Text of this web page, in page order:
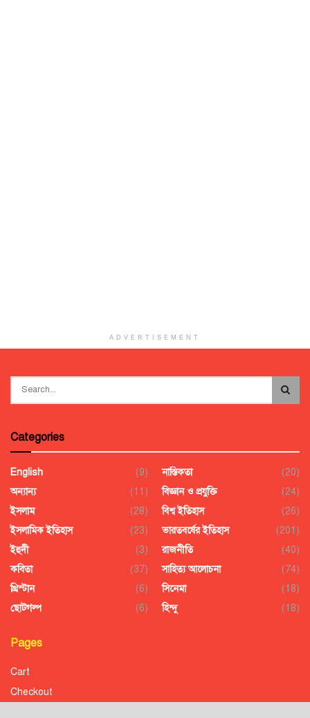
ADVERTISEMENT
Categories
English
(9)
অন্যান্য
(11)
ইসলাম
(28)
ইসলামিক ইতিহাস
(23)
ইহুদী
(3)
কবিতা
(37)
খ্রিস্টান
(6)
ছোটগল্প
(6)
নাস্তিকতা
(20)
বিজ্ঞান ও প্রযুক্তি
(24)
বিশ্ব ইতিহাস
(26)
ভারতবর্ষের ইতিহাস
(201)
রাজনীতি
(40)
সাহিত্য আলোচনা
(74)
সিনেমা
(18)
হিন্দু
(18)
Pages
Cart
Checkout